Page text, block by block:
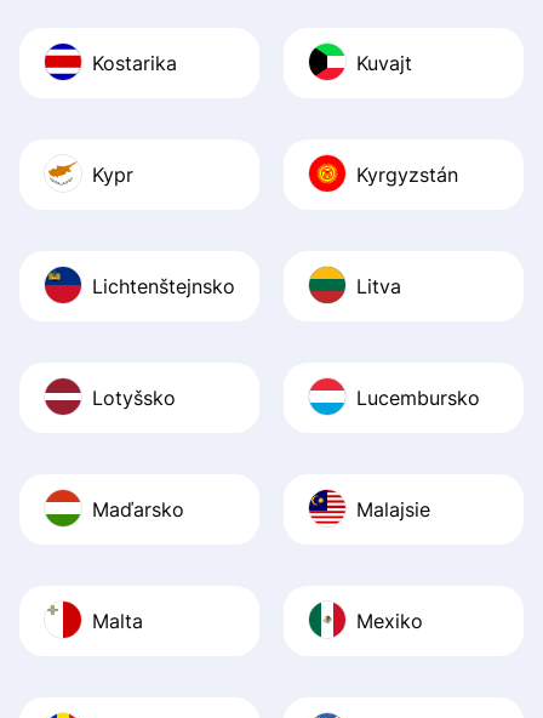
Kostarika Kuvajt
Kypr Kyrgyzstán
Lichtenštejnsko Litva
Lotyšsko Lucembursko
Maďarsko Malajsie
Malta Mexiko